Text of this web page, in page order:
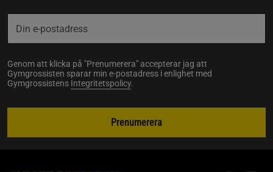
Genom att klicka på "Prenumerera" accepterar jag att
Gymgrossisten sparar min e-postadress i enlighet med
Gymgrossistens Integritetspolicy.
Prenumerera